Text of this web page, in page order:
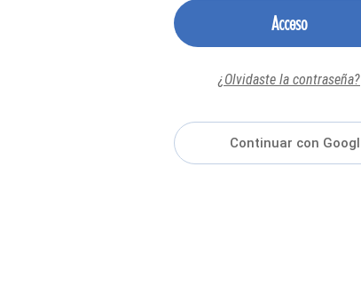
Acceso
¿Olvidaste la contraseña?